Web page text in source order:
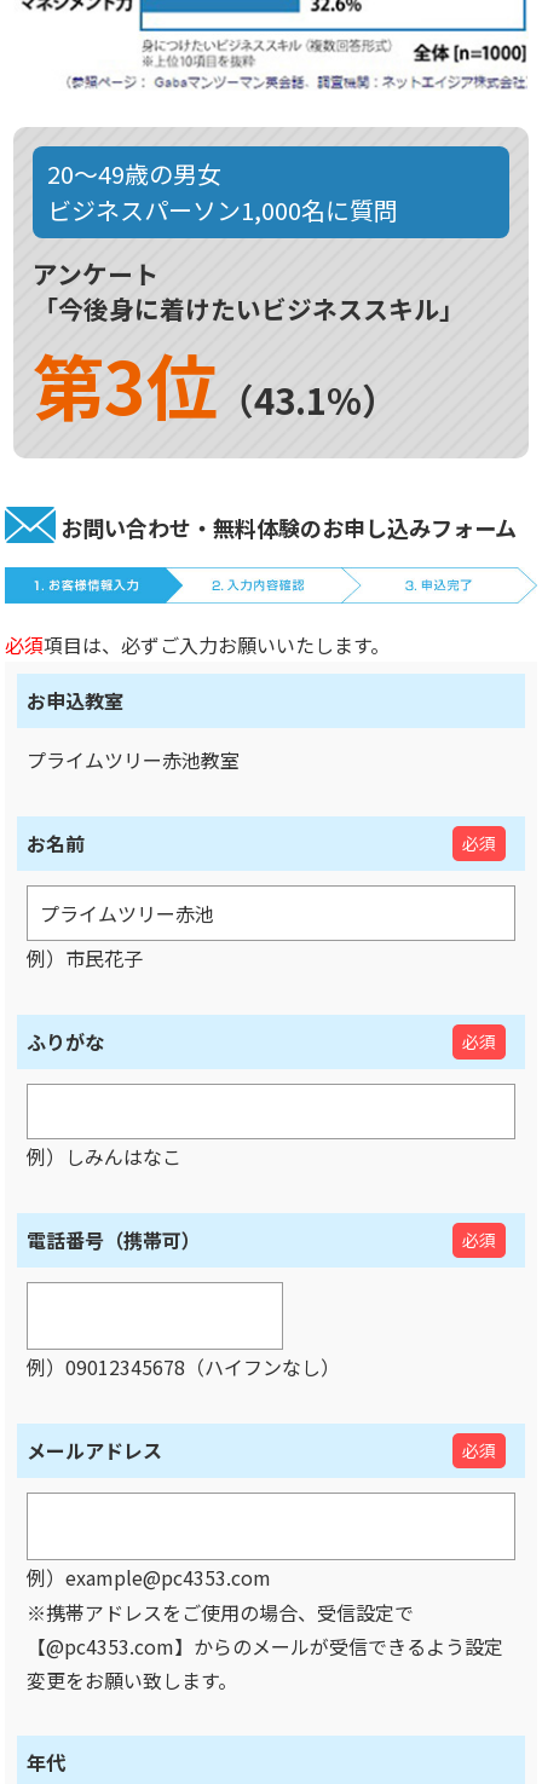
20～49歳の男女
ビジネスパーソン1,000名に質問
アンケート
「今後身に着けたいビジネススキル」
第3位 （43.1%）
お問い合わせ・無料体験のお申し込みフォーム
必須項目は、必ずご入力お願いいたします。
お申込教室
プライムツリー赤池教室
お名前 必須
例）市民花子
ふりがな 必須
例）しみんはなこ
電話番号（携帯可） 必須
例）09012345678（ハイフンなし）
メールアドレス 必須
例）example@pc4353.com
※携帯アドレスをご使用の場合、受信設定で
【@pc4353.com】からのメールが受信できるよう設定
変更をお願い致します。
年代